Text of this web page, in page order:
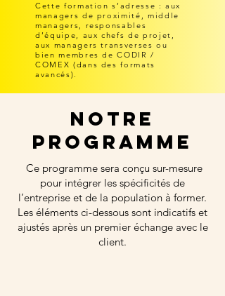
Cette formation s’adresse : aux
managers de proximité, middle
managers, responsables
d’équipe, aux chefs de projet,
aux managers transverses ou
bien membres de CODIR /
COMEX (dans des formats
avancés).
nOTRE
PROGRAMME
Ce programme sera conçu sur-mesure
pour intégrer les spécificités de
l’entreprise et de la population à former.
Les éléments ci-dessous sont indicatifs et
ajustés après un premier échange avec le
client.